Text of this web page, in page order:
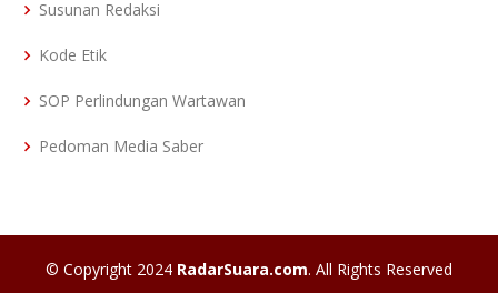
Susunan Redaksi
Kode Etik
SOP Perlindungan Wartawan
Pedoman Media Saber
© Copyright 2024 RadarSuara.com. All Rights Reserved